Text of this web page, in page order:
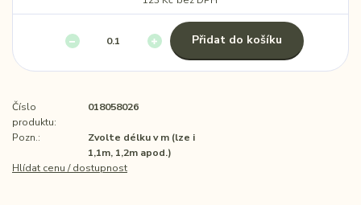
Přidat do košíku
Číslo
produktu:
018058026
Pozn.:
Zvolte délku v m (lze i
1,1m, 1,2m apod.)
Hlídat cenu / dostupnost